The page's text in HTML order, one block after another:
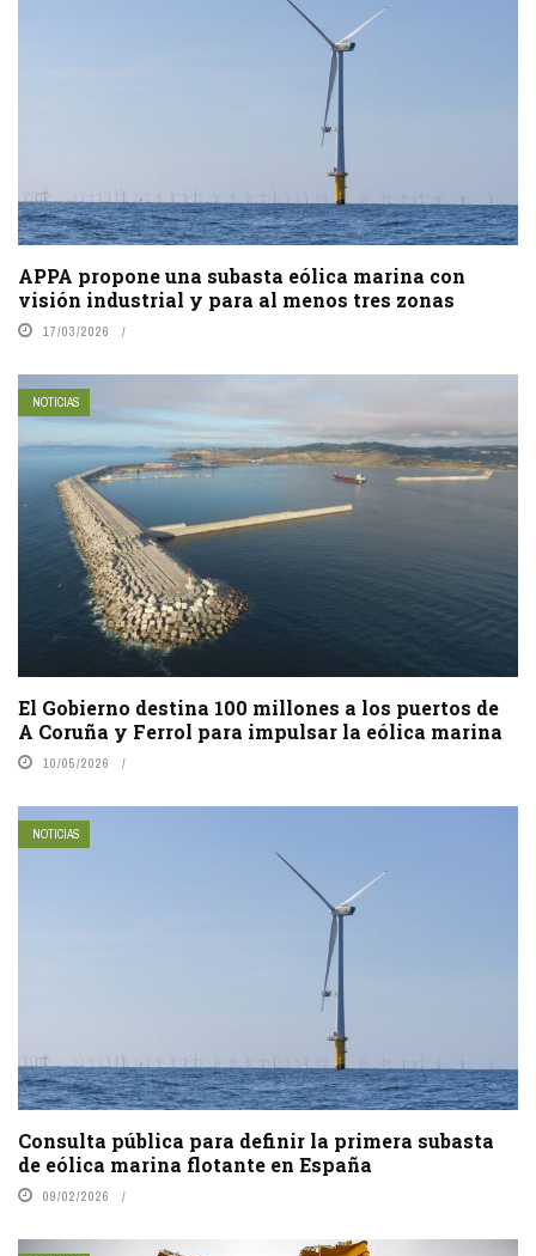
APPA propone una subasta eólica marina con
visión industrial y para al menos tres zonas
17/03/2026
NOTICIAS
El Gobierno destina 100 millones a los puertos de
A Coruña y Ferrol para impulsar la eólica marina
10/05/2026
NOTICIAS
Consulta pública para definir la primera subasta
de eólica marina flotante en España
09/02/2026